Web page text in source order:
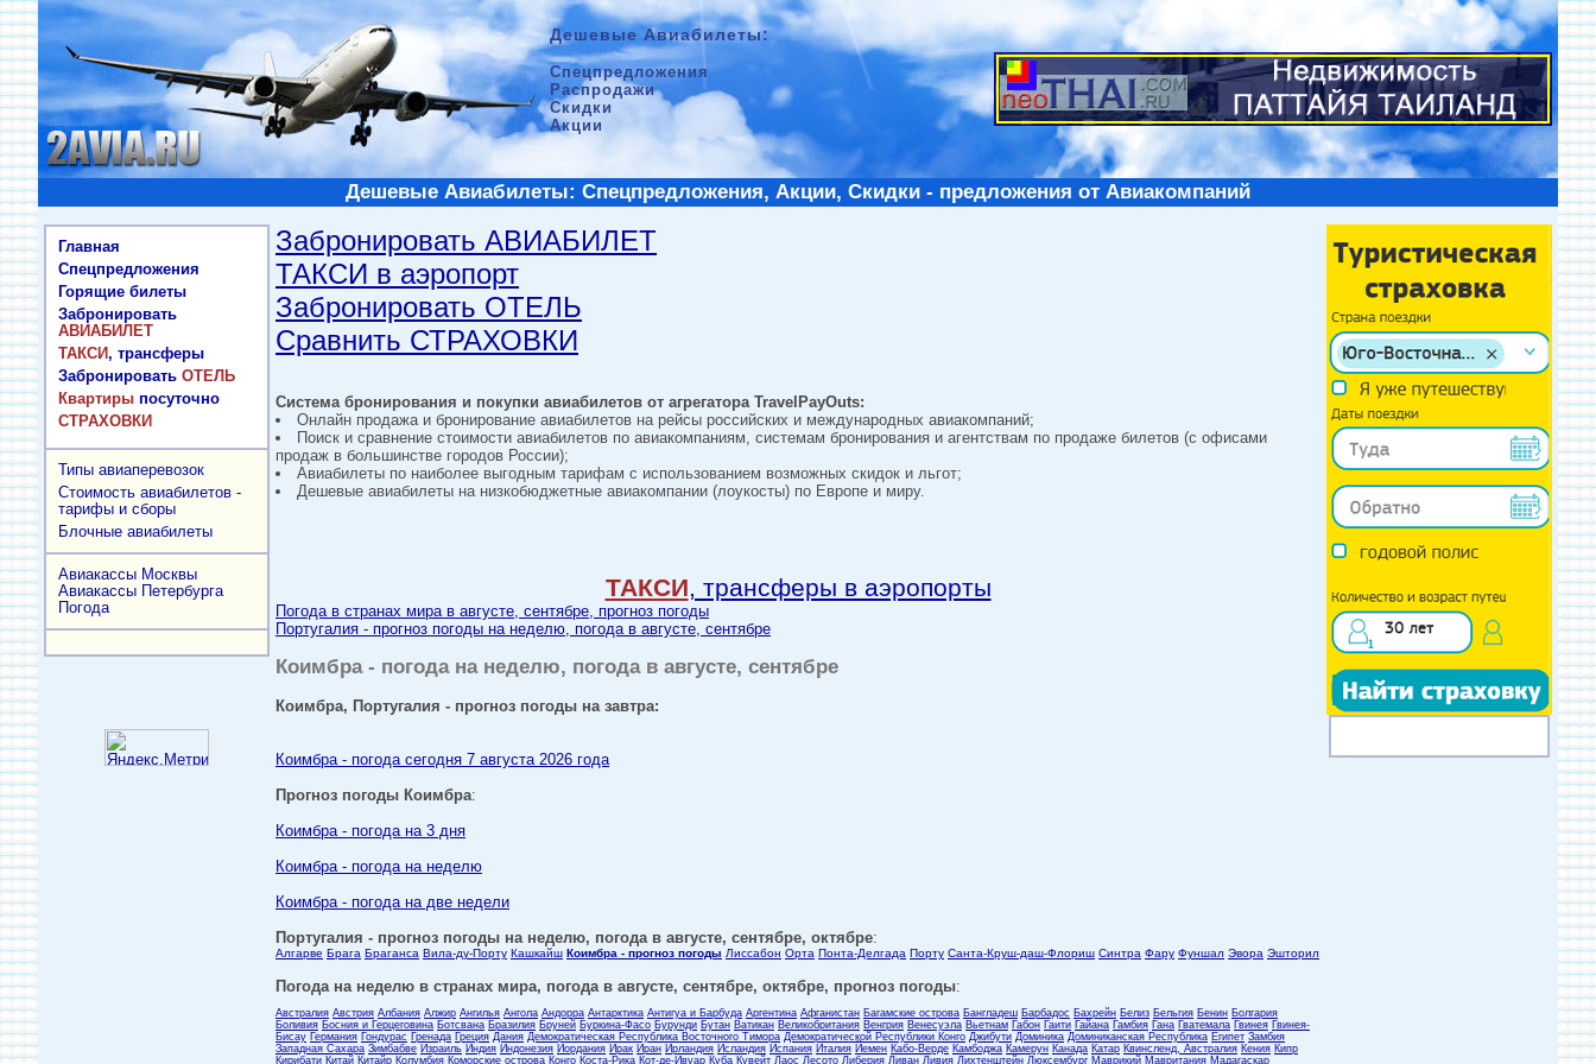
Дешевые Авиабилеты:
Спецпредложения
Распродажи
Скидки
Акции
Дешевые Авиабилеты: Спецпредложения, Акции, Скидки - предложения от Авиакомпаний
Главная
Спецпредложения
Горящие билеты
Забронировать
АВИАБИЛЕТ
ТАКСИ, трансферы
Забронировать ОТЕЛЬ
Квартиры посуточно
СТРАХОВКИ
Типы авиаперевозок
Стоимость авиабилетов -
тарифы и сборы
Блочные авиабилеты
Авиакассы Москвы
Авиакассы Петербурга
Погода
Забронировать АВИАБИЛЕТ
ТАКСИ в аэропорт
Забронировать ОТЕЛЬ
Сравнить СТРАХОВКИ
Система бронирования и покупки авиабилетов от агрегатора TravelPayOuts:
Онлайн продажа и бронирование авиабилетов на рейсы российских и международных авиакомпаний;
Поиск и сравнение стоимости авиабилетов по авиакомпаниям, системам бронирования и агентствам по продаже билетов (с офисами
продаж в большинстве городов России);
Авиабилеты по наиболее выгодным тарифам с использованием возможных скидок и льгот;
Дешевые авиабилеты на низкобюджетные авиакомпании (лоукосты) по Европе и миру.
ТАКСИ, трансферы в аэропорты
Погода в странах мира в августе, сентябре, прогноз погоды
Португалия - прогноз погоды на неделю, погода в августе, сентябре
Коимбра - погода на неделю, погода в августе, сентябре
Коимбра, Португалия - прогноз погоды на завтра:
Коимбра - погода сегодня 7 августа 2026 года
Прогноз погоды Коимбра:
Коимбра - погода на 3 дня
Коимбра - погода на неделю
Коимбра - погода на две недели
Португалия - прогноз погоды на неделю, погода в августе, сентябре, октябре:
Алгарве Брага Браганса Вила-ду-Порту Кашкайш Коимбра - прогноз погоды Лиссабон Орта Понта-Делгада Порту Санта-Круш-даш-Флориш Синтра Фару Фуншал Эвора Эшторил
Погода на неделю в странах мира, погода в августе, сентябре, октябре, прогноз погоды:
Австралия Австрия Албания Алжир Ангилья Ангола Андорра Антарктика Антигуа и Барбуда Аргентина Афганистан Багамские острова Бангладеш Барбадос Бахрейн Белиз Бельгия Бенин Болгария
Боливия Босния и Герцеговина Ботсвана Бразилия Бруней Буркина-Фасо Бурунди Бутан Ватикан Великобритания Венгрия Венесуэла Вьетнам Габон Гаити Гайана Гамбия Гана Гватемала Гвинея Гвинея-
Бисау Германия Гондурас Гренада Греция Дания Демократическая Республика Восточного Тимора Демократической Республики Конго Джибути Доминика Доминиканская Республика Египет Замбия
Западная Сахара Зимбабве Израиль Индия Индонезия Иордания Ирак Иран Ирландия Исландия Испания Италия Йемен Кабо-Верде Камбоджа Камерун Канада Катар Квинсленд, Австралия Кения Кипр
Кирибати Китай Китайр Колумбия Коморские острова Конго Коста-Рика Кот-де-Ивуар Куба Кувейт Лаос Лесото Либерия Ливан Ливия Лихтенштейн Люксембург Маврикий Мавритания Мадагаскар